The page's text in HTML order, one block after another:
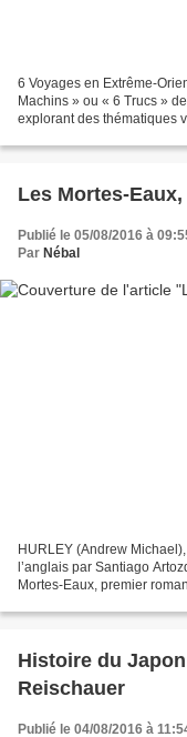
6 Voyages en Extrême-
Machins » ou « 6 Trucs »
explorant des thématiques
Les Mortes-
Publié le 05/08/2016 à
Par Nébal
HURLEY (Andrew
l’anglais par Santiago
Mortes-Eaux, premier
Histoire du
Reischauer
Publié le 04/08/2016 à